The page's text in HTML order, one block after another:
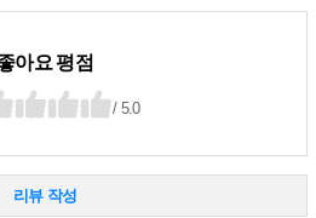
아요 평점
/ 5.0
리뷰 작성